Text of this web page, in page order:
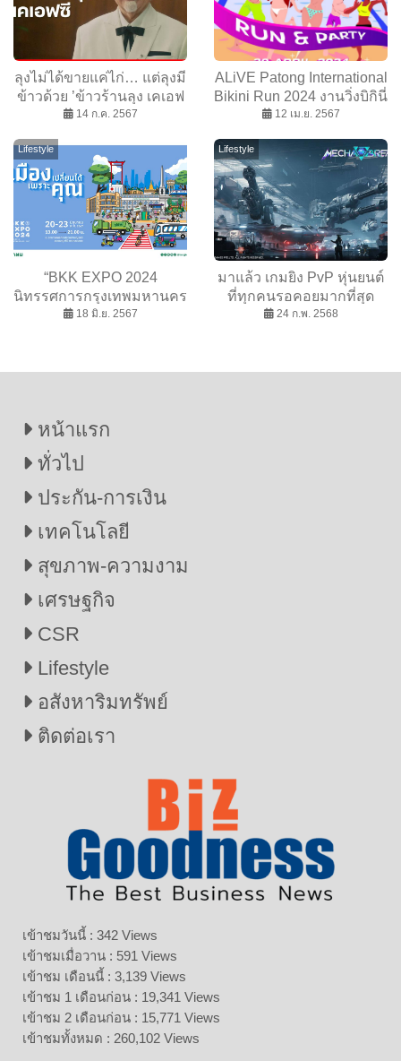
ลุงไม่ได้ขายแค่ไก่… แต่ลุงมี
ข้าวด้วย ’ข้าวร้านลุง เคเอฟ
ซี’
14 ก.ค. 2567
ALiVE Patong International
Bikini Run 2024 งานวิ่งบิกินี่
สุดเซ็กซี่ครั้งแรก ริมหาดป่า
12 เม.ย. 2567
Lifestyle
“BKK EXPO 2024
นิทรรศการกรุงเทพมหานคร
2567” โชว์ผลงานรอบ 2 ปี
18 มิ.ย. 2567
Lifestyle
มาแล้ว เกมยิง PvP หุ่นยนต์
ที่ทุกคนรอคอยมากที่สุด
เตรียมเปิด OBTใหม่ บน PC
24 ก.พ. 2568
หน้าแรก
ทั่วไป
ประกัน-การเงิน
เทคโนโลยี
สุขภาพ-ความงาม
เศรษฐกิจ
CSR
Lifestyle
อสังหาริมทรัพย์
ติดต่อเรา
เข้าชมวันนี้ : 342 Views
เข้าชมเมื่อวาน : 591 Views
เข้าชม เดือนนี้ : 3,139 Views
เข้าชม 1 เดือนก่อน : 19,341 Views
เข้าชม 2 เดือนก่อน : 15,771 Views
เข้าชมทั้งหมด : 260,102 Views